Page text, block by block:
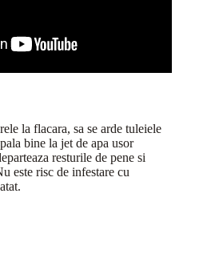
la flacara, sa se arde tuleiele
bine la jet de apa usor
resturile de pene si
este risc de infestare cu